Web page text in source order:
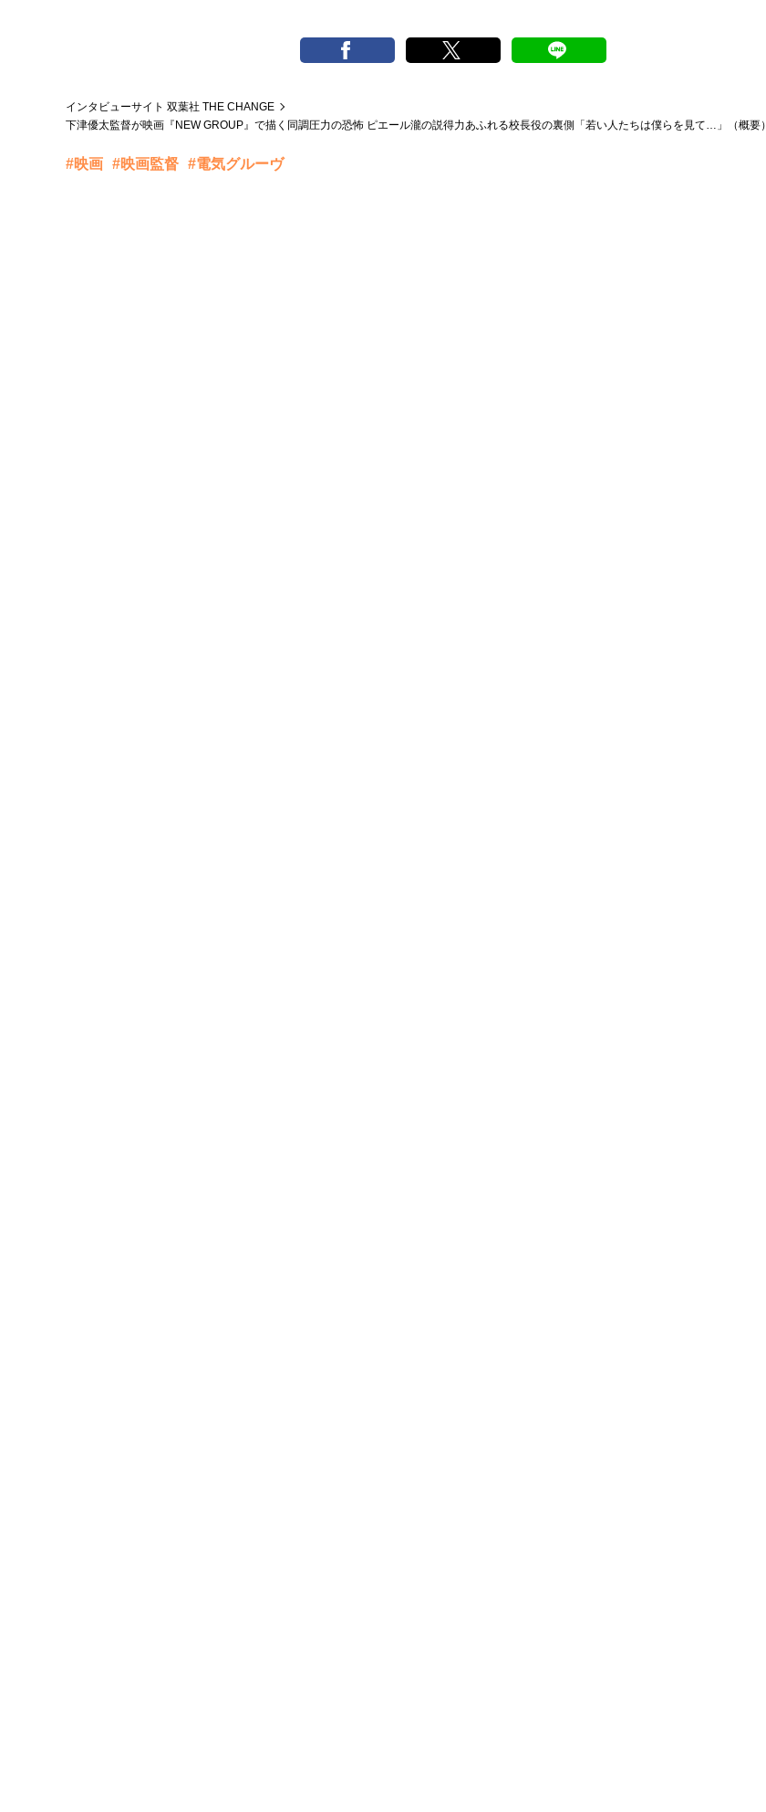
インタビューサイト 双葉社 THE CHANGE
下津優太監督が映画『NEW GROUP』で描く同調圧力の恐怖 ピエール瀧の説得力あふれる校長役の裏側「若い人たちは僕らを見て…」（概要）
#映画 #映画監督 #電気グルーヴ